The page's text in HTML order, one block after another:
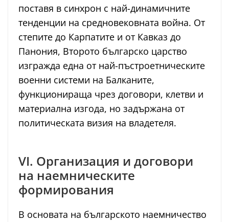
поставя в синхрон с най-динамичните
тенденции на средновековната война. От
степите до Карпатите и от Кавказ до
Панония, Второто българско царство
изгражда една от най-пъстроетническите
военни системи на Балканите,
функционираща чрез договори, клетви и
материална изгода, но задържана от
политическата визия на владетеля.
VI. Организация и договори
на наемническите
формирования
В основата на българското наемничество